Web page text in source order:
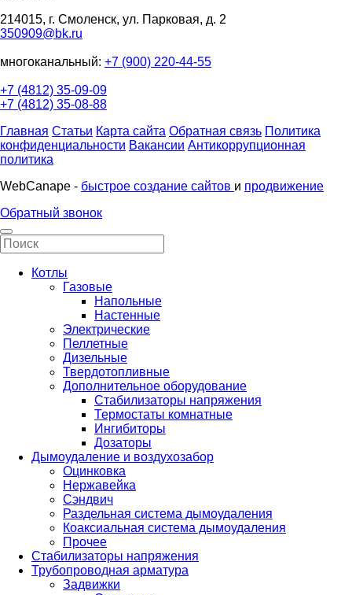
214015, г. Смоленск, ул. Парковая, д. 2
350909@bk.ru
многоканальный: +7 (900) 220-44-55
+7 (4812) 35-09-09
+7 (4812) 35-08-88
Главная Статьи Карта сайта Обратная связь Политика
конфиденциальности Вакансии Антикоррупционная
политика
WebCanape - быстрое создание сайтов и продвижение
Обратный звонок
Котлы
Газовые
Напольные
Настенные
Электрические
Пеллетные
Дизельные
Твердотопливные
Дополнительное оборудование
Стабилизаторы напряжения
Термостаты комнатные
Ингибиторы
Дозаторы
Дымоудаление и воздухозабор
Оцинковка
Нержавейка
Сэндвич
Раздельная система дымоудаления
Коаксиальная система дымоудаления
Прочее
Стабилизаторы напряжения
Трубопроводная арматура
Задвижки